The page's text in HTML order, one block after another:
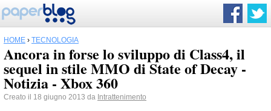
HOME › TECNOLOGIA
Ancora in forse lo sviluppo di Class4, il
sequel in stile MMO di State of Decay -
Notizia - Xbox 360
Creato il 18 giugno 2013 da Intrattenimento